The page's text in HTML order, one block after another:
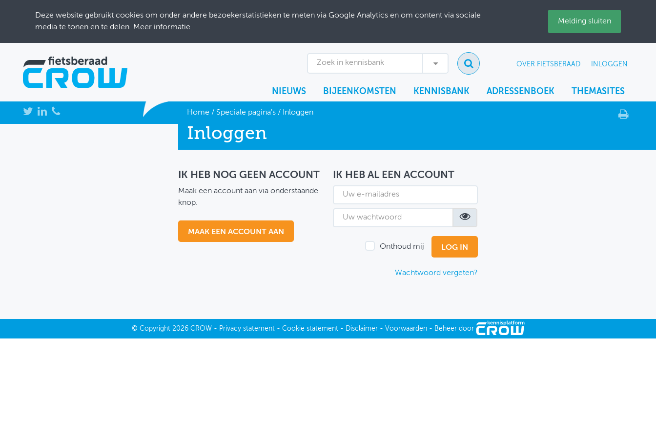
Deze website gebruikt cookies om onder andere bezoekerstatistieken te meten via Google Analytics en om content via sociale
media te tonen en te delen. Meer informatie
Melding sluiten
Zoek in kennisbank OVER FIETSBERAAD INLOGGEN
NIEUWS BIJEENKOMSTEN KENNISBANK ADRESSENBOEK THEMASITES
NIEUWS Home / Speciale pagina's/ Inloggen
Inloggen
IK HEB NOG GEEN ACCOUNT
Maak een account aan via onderstaande
knop.
MAAK EEN ACCOUNT AAN
IK HEB AL EEN ACCOUNT
Onthoud mij
Wachtwoord vergeten?
© Copyright2026 CROW - Privacy statement- Cookie statement- Disclaimer- Voorwaarden - Beheer door